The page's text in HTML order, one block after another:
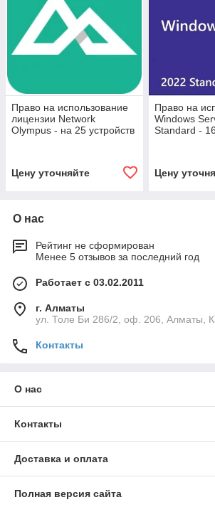
Право на использование
лицензии Network
Olympus - на 25 устройств
Цену уточняйте
Право на
Windows
Standard -
Цену
О нас
Рейтинг не сформирован
Менее 5 отзывов за последний год
Работает с 03.02.2011
г. Алматы
ул. Толе Би 286/2, оф. 206, Алматы,
Контакты
О нас
Контакты
Доставка и оплата
Полная версия сайта